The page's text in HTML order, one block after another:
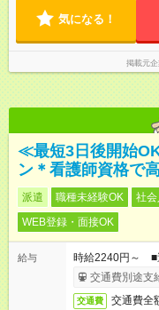
気になる！
掲載元企
≪最短3日後開始
ン＊看護師資格で
派遣 職種未経験OK 社
WEB登録・面接OK
給与
時給2240円～ ■
交通費別途支
交通費 交通費全